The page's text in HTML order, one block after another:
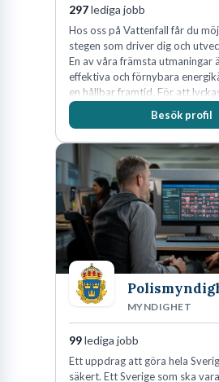
297lediga jobb
Hos oss på Vattenfall får du
stegen som driver dig och
En av våra främsta utmaningar
effektiva och förnybara
en hållbar framtid. För att
fler medarbetare som vill göra
Besök profil
MYNDIGHET
99lediga jobb
Ett uppdrag att göra hela
säkert. Ett Sverige som ska